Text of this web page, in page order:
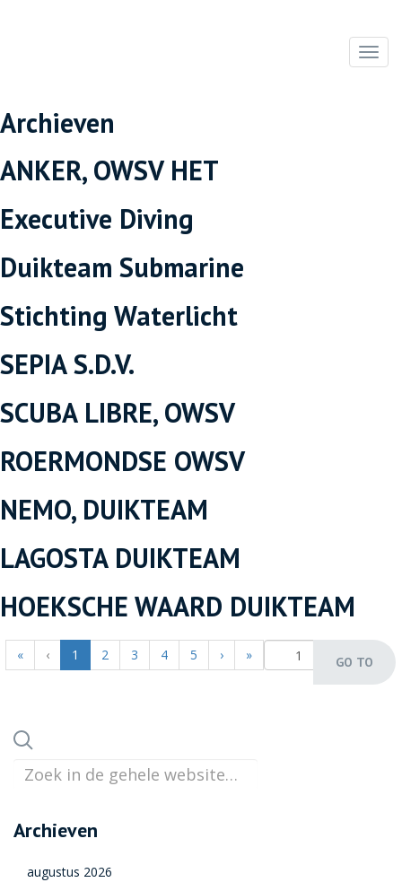
Archieven
ANKER, OWSV HET
Executive Diving
Duikteam Submarine
Stichting Waterlicht
SEPIA S.D.V.
SCUBA LIBRE, OWSV
ROERMONDSE OWSV
NEMO, DUIKTEAM
LAGOSTA DUIKTEAM
HOEKSCHE WAARD DUIKTEAM
« ‹ 1 (current)
2 3 4 5 › »
Archieven
augustus 2026